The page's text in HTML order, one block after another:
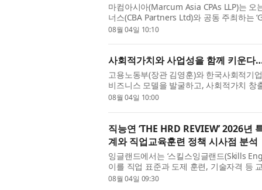
마컴아시아(Marcum Asia CPAs LLP)는
너스(CBA Partners Ltd)와 공동 주최하는
2026)’을 앞두고, 미국 나스닥과 뉴욕증권
08월 04일 10:10
사회적가치와 사업성을 함께 키운다
고용노동부(장관 김영훈)와 한국사회적기
비즈니스 모델을 발굴하고, 사회적가치
강화를 지원하기 위해 ‘2026년 사회적가치
08월 04일 10:00
직능연 ‘THE HRD REVIEW’ 2026
계와 직업교육훈련 정책 시사점 분석
잉글랜드에서는 ‘스킬스잉글랜드(Skills
이를 직업 표준과 도제 훈련, 기술자격 등
화하고 있다. 인공지능(AI)과 신기술의 확
08월 04일 09:30